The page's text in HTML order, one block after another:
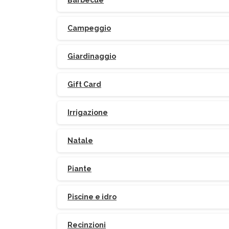
Campeggio
Giardinaggio
Gift Card
Irrigazione
Natale
Piante
Piscine e idro
Recinzioni